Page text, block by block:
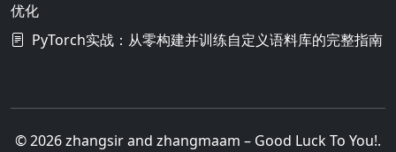
优化
PyTorch实战：从零构建并训练自定义语料库的完整指南
© 2026 zhangsir and zhangmaam – Good Luck To You!.